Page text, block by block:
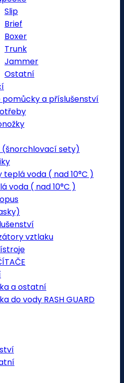
Slip
Brief
Boxer
Trunk
Jammer
Ostatní
pomůcky a příslušenství
(šnorchlovací sety)
teplá voda ( nad 10°C )
voda ( nad 10°C )
vztlaku
a ostatní
do vody RASH GUARD